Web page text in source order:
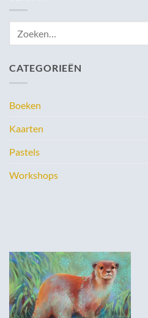
CATEGORIEËN
Boeken
Kaarten
Pastels
Workshops